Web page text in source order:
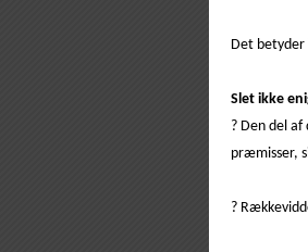
Det betyder
Slet ikke
? Den del
præmisser,
?